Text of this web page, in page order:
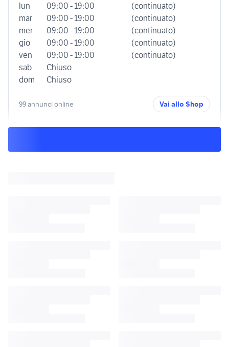
lun
09:00 - 19:00
(continuato)
mar
09:00 - 19:00
(continuato)
mer
09:00 - 19:00
(continuato)
gio
09:00 - 19:00
(continuato)
ven
09:00 - 19:00
(continuato)
sab
Chiuso
dom
Chiuso
99 annunci online Vai allo Shop